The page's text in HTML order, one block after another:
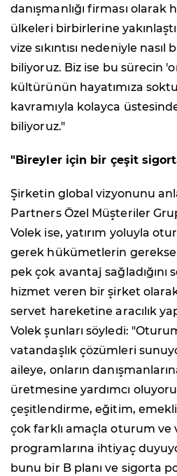
danışmanlığı firması olarak
ülkeleri birbirlerine
vize sıkıntısı nedeniyle nasıl
biliyoruz. Biz ise bu sürecin
kültürünün hayatımıza
kavramıyla kolayca
biliyoruz."
"Bireyler için bir çeşit
Şirketin global vizyonunu
Partners Özel Müşteriler
Volek ise, yatırım yoluyla
gerek hükümetlerin gerekse
pek çok avantaj sağladığını
hizmet veren bir şirket
servet hareketine aracılık
Volek şunları söyledi:
vatandaşlık çözümleri
aileye, onların
üretmesine yardımcı
çeşitlendirme, eğitim,
çok farklı amaçla oturum ve
programlarına ihtiyaç
bunu bir B planı ve sigorta